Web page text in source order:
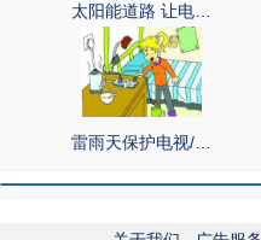
太阳能道路 让电…
雷雨天保护电视/…